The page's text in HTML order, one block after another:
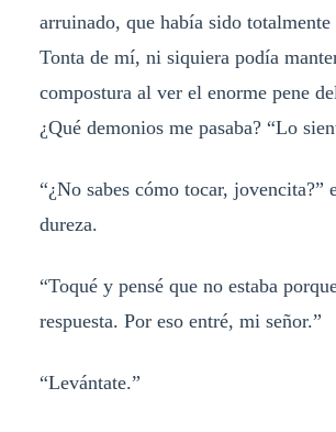
arruinado, que había sido
Tonta de mí, ni siquiera podía
compostura al ver el enorme pene
¿Qué demonios me pasaba? “Lo
“¿No sabes cómo tocar, jovencita?”
dureza.
“Toqué y pensé que no estaba
respuesta. Por eso entré, mi señor.”
“Levántate.”